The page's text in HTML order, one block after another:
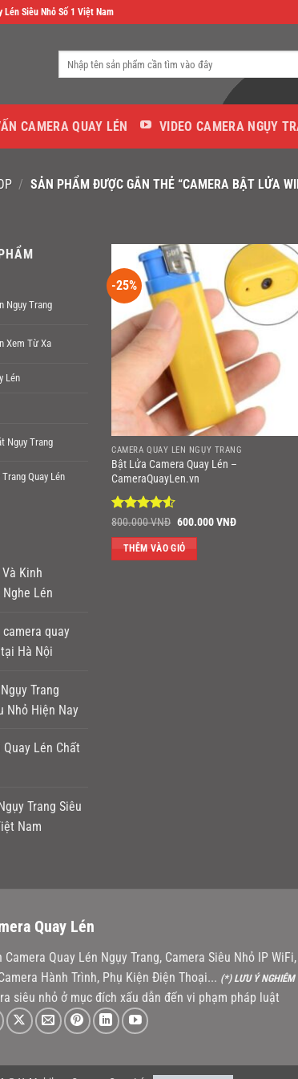
Lén Siêu Nhỏ Số 1 Việt Nam
CAMERA QUAY LÉN VIDEO CAMERA NGỤY
/ SẢN PHẨM ĐƯỢC GẮN THẺ “CAMERA BẬT LỬA
Ngụy Trang
Xem Từ Xa
Lén
Ngụy Trang
Quay Lén
Kinh
Lén
quay
Hà Nội
Trang
Nhỏ Hiện Nay
Lén Chất
Trang Siêu
Nam
-25%
CAMERA QUAY LÉN NGỤY TRANG
Bật Lửa Camera Quay Lén –
CameraQuayLen.vn
Được xếp
5 sao
800.000VNĐ Giá
là:
800.000 VNĐ.
600.000VNĐGiá
THÊM VÀO GIỎ
Quay Lén
Camera Quay Lén Ngụy Trang, Camera Siêu Nhỏ IP WiFi,
Hành Trình, Phụ Kiện Điện Thoại... (*) LƯU Ý NGHIÊM
siêu nhỏ ở mục đích xấu dẫn đến vi phạm pháp luật